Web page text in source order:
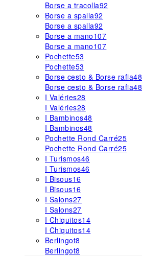
Borse a tracolla92
Borse a spalla92
Borse a spalla92
Borse a mano107
Borse a mano107
Pochette53
Pochette53
Borse cesto & Borse rafia48
Borse cesto & Borse rafia48
I Valéries28
I Valéries28
I Bambinos48
I Bambinos48
Pochette Rond Carré25
Pochette Rond Carré25
I Turismos46
I Turismos46
I Bisous16
I Bisous16
I Salons27
I Salons27
I Chiquitos14
I Chiquitos14
Berlingot8
Berlingot8